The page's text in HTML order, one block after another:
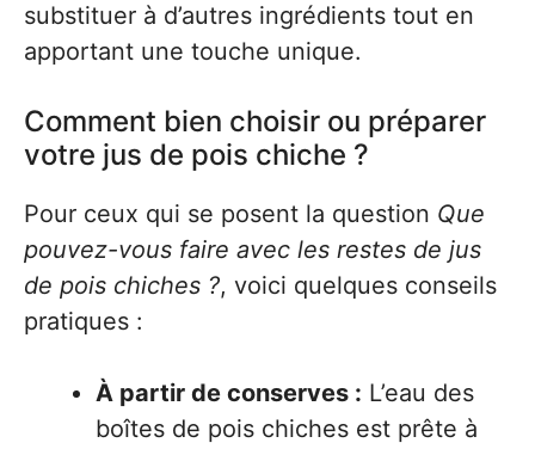
substituer à d’autres ingrédients tout en
apportant une touche unique.
Comment bien choisir ou préparer
votre jus de pois chiche ?
Pour ceux qui se posent la question Que
pouvez-vous faire avec les restes de jus
de pois chiches ?, voici quelques conseils
pratiques :
À partir de conserves : L’eau des
boîtes de pois chiches est prête à